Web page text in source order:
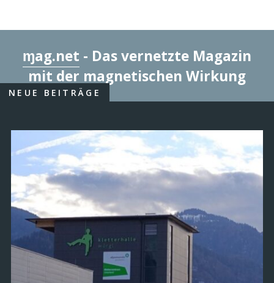
ɱag.net - Das vernetzte Magazin
mit der magnetischen Wirkung
NEUE BEITRÄGE